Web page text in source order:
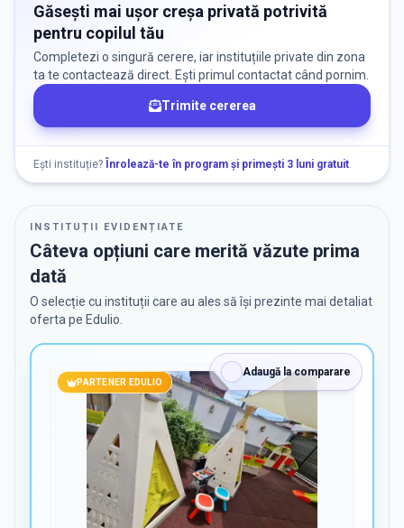
Instituții cu locuri disponibile
RECRUTARE
Nu există informații despre job-uri
PRIVAT / DE STAT
Private De stat
Toate Filtrele
METODOLOGIE, LIMBĂ, FACILITĂȚI
Găsești mai ușor creșa privată potrivită
pentru copilul tău
Completezi o singură cerere, iar instituțiile private din zona
ta te contactează direct. Ești primul contactat când pornim.
Trimite cererea
Ești instituție? Înrolează-te în program și primești 3 luni gratuit.
INSTITUȚII EVIDENȚIATE
Câteva opțiuni care merită văzute prima
dată
O selecție cu instituții care au ales să își prezinte mai detaliat
oferta pe Edulio.
Adaugă la comparare
PARTENER EDULIO